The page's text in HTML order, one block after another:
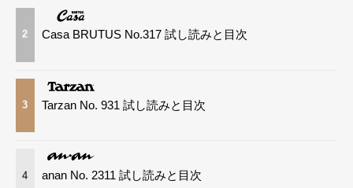
2 Casa BRUTUS No.317 試し読みと目次
3 Tarzan No. 931 試し読みと目次
4 anan No. 2311 試し読みと目次